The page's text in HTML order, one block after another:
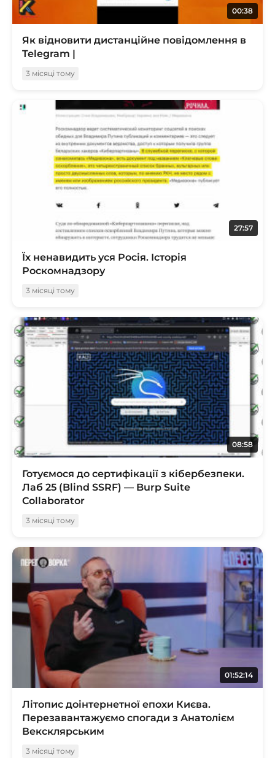
00:38
Як відновити дистанційне повідомлення в
Telegram |
3 місяці тому
27:57
Їх ненавидить уся Росія. Історія
Роскомнадзору
3 місяці тому
08:58
Готуємося до сертифікації з кібербезпеки.
Лаб 25 (Blind SSRF) — Burp Suite
Collaborator
3 місяці тому
01:52:14
Літопис доінтернетної епохи Києва.
Перезавантажуємо спогади з Анатолієм
Вексклярським
3 місяці тому